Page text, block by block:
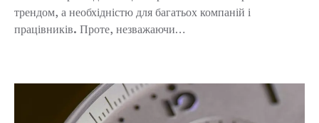
трендом, а необхідністю для багатьох компаній і
працівників. Проте, незважаючи…